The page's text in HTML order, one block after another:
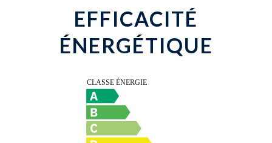
EFFICACITÉ
ÉNERGÉTIQUE